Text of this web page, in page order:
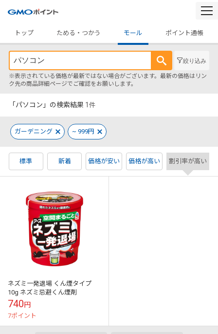
トップ
ためる・つかう モール ポイント通帳
絞り込み
※表示されている価格が最新ではない場合がございます。最新の価格はリン
ク先の商品詳細ページでご確認をお願いします。
「パソコン」の検索結果 1 件
ガーデニング ~ 999円
標準 新着 価格が安い 価格が高い 割引率が高い
ネズミ一発退場 くん煙タイプ
10g ネズミ忌避くん煙剤
740円
7ポイント